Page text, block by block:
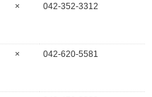
× 042-352-3312
× 042-620-5581